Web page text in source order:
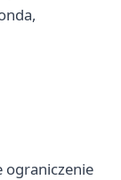
ograniczenie